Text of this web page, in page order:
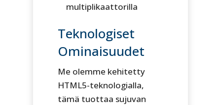
multiplikaattorilla
Teknologiset
Ominaisuudet
Me olemme kehitetty
HTML5-teknologialla,
tämä tuottaa sujuvan